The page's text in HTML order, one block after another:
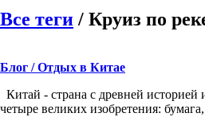
Все теги / Круиз по
Блог / Отдых в Китае
Китай - страна с древней
четыре великих изобретения: